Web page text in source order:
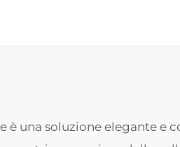
è una soluzione elegante